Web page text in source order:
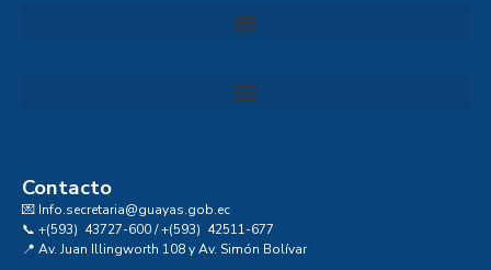
Contacto
💌 Info.secretaria@guayas.gob.ec
📞 +(593) 43727-600 / +(593) 42511-677
📍 Av. Juan Illingworth 108 y Av. Simón Bolívar